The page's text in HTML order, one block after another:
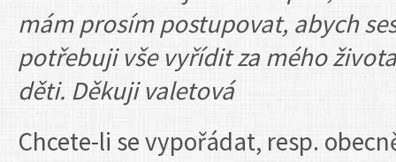
mám prosím postupovat, abych
potřebuji vše vyřídit za mého
děti. Děkuji valetová
Chcete-li se vypořádat, resp.